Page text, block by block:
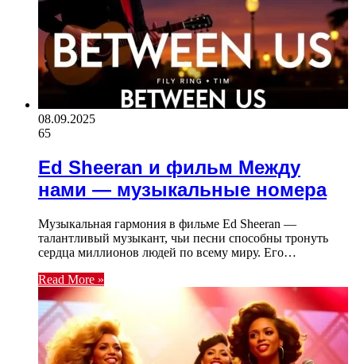
08.09.2025
65
Ed Sheeran и фильм Между
нами — музыкальные номера
Музыкальная гармония в фильме Ed Sheeran —
талантливый музыкант, чьи песни способны тронуть
сердца миллионов людей по всему миру. Его…
Read More »